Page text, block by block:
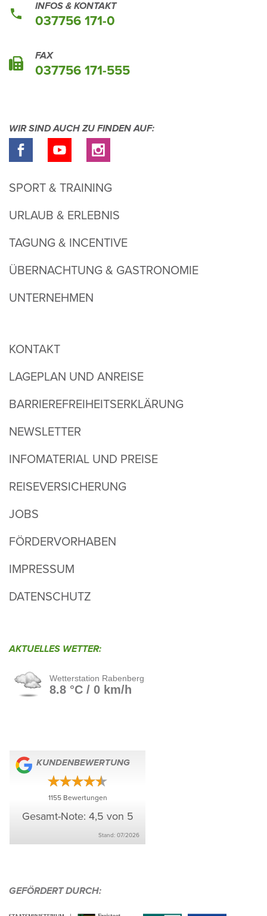
INFOS & KONTAKT
037756 171-0
FAX
037756 171-555
WIR SIND AUCH ZU FINDEN AUF:
SPORT & TRAINING
URLAUB & ERLEBNIS
TAGUNG & INCENTIVE
ÜBERNACHTUNG & GASTRONOMIE
UNTERNEHMEN
KONTAKT
LAGEPLAN UND ANREISE
BARRIEREFREIHEITSERKLÄRUNG
NEWSLETTER
INFOMATERIAL UND PREISE
REISEVERSICHERUNG
JOBS
FÖRDERVORHABEN
IMPRESSUM
DATENSCHUTZ
AKTU­ELLES WETTER:
KUNDEN­BE­WER­TUNG
1155Bewer­tungen
Gesamt-Note: 4,5 von 5
Stand: 07/​2026
GEFÖR­DERT DURCH: